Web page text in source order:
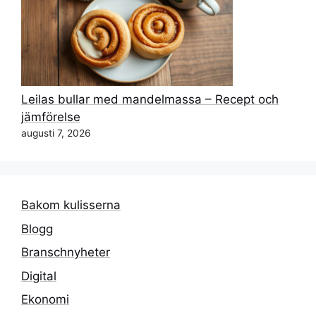
Leilas bullar med mandelmassa – Recept och
jämförelse
augusti 7, 2026
Bakom kulisserna
Blogg
Branschnyheter
Digital
Ekonomi